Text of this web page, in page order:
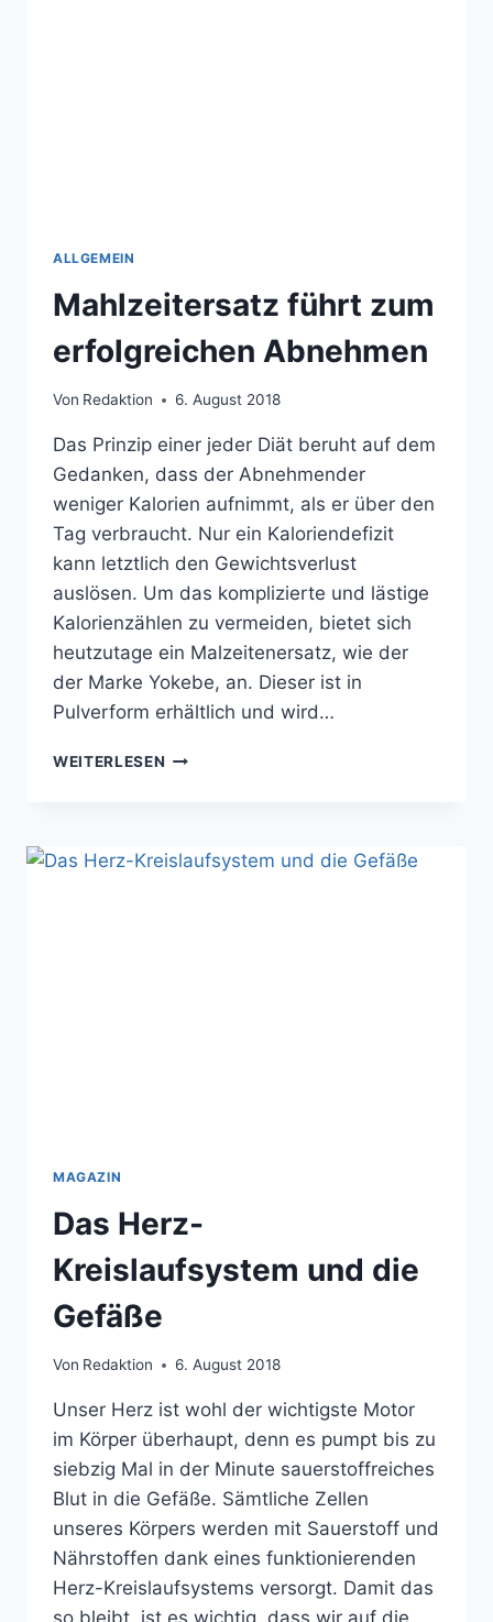
ALLGEMEIN
Mahlzeitersatz führt zum
erfolgreichen Abnehmen
Von Redaktion 6. August 2018
Das Prinzip einer jeder Diät beruht auf dem
Gedanken, dass der Abnehmender
weniger Kalorien aufnimmt, als er über den
Tag verbraucht. Nur ein Kaloriendefizit
kann letztlich den Gewichtsverlust
auslösen. Um das komplizierte und lästige
Kalorienzählen zu vermeiden, bietet sich
heutzutage ein Malzeitenersatz, wie der
der Marke Yokebe, an. Dieser ist in
Pulverform erhältlich und wird…
WEITERLESEN MAHLZEITERSATZ
ABNEHMEN
MAGAZIN
Das Herz-
Kreislaufsystem und die
Gefäße
Von Redaktion 6. August 2018
Unser Herz ist wohl der wichtigste Motor
im Körper überhaupt, denn es pumpt bis zu
siebzig Mal in der Minute sauerstoffreiches
Blut in die Gefäße. Sämtliche Zellen
unseres Körpers werden mit Sauerstoff und
Nährstoffen dank eines funktionierenden
Herz-Kreislaufsystems versorgt. Damit das